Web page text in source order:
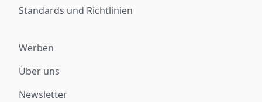
Standards und Richtlinien
Werben
Über uns
Newsletter